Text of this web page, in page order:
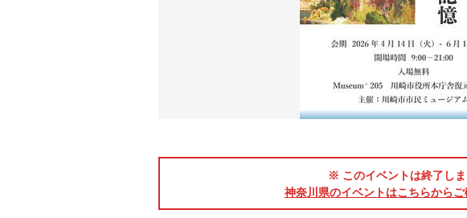
※ このイベントは終了しま
神奈川県のイベントはこちらからご